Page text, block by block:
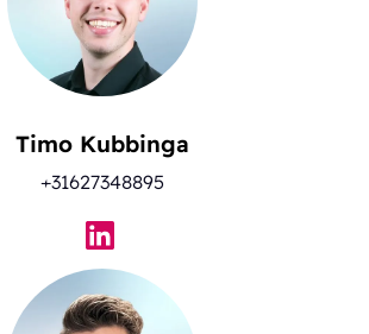
Timo Kubbinga
+31627348895